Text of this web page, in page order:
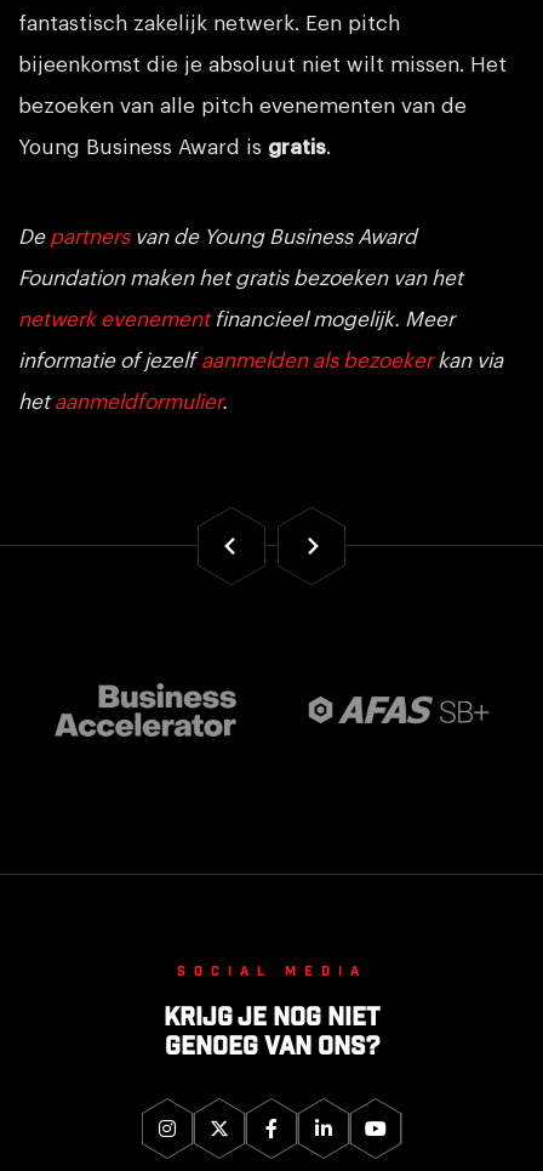
fantastisch zakelijk netwerk. Een pitch
bijeenkomst die je absoluut niet wilt missen. Het
bezoeken van alle pitch evenementen van de
Young Business Award is gratis.
De partnersvan de Young Business Award
Foundation maken het gratis bezoeken van het
netwerk evenementfinancieel mogelijk. Meer
informatie of jezelf aanmelden als bezoekerkan via
hetaanmeldformulier.
Social media
Krijg je nog niet
genoeg van ons?